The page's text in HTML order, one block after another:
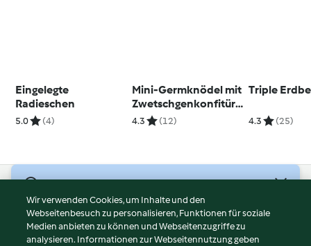
Eingelegte
Radieschen
5.0 (4)
Mini-Germknödel mit
Zwetschgenkonfitüre
, Mohnzucker und
4.3 (12)
Triple
4.3 (25)
Nutzungsbedingungen
Datenschutzrichtlinien
Wir verwenden Cookies, um Inhalte und den
Webseitenbesuch zu personalisieren, Funktionen für soziale
Medien anbieten zu können und Webseitenzugriffe zu
analysieren. Informationen zur Webseitennutzung geben